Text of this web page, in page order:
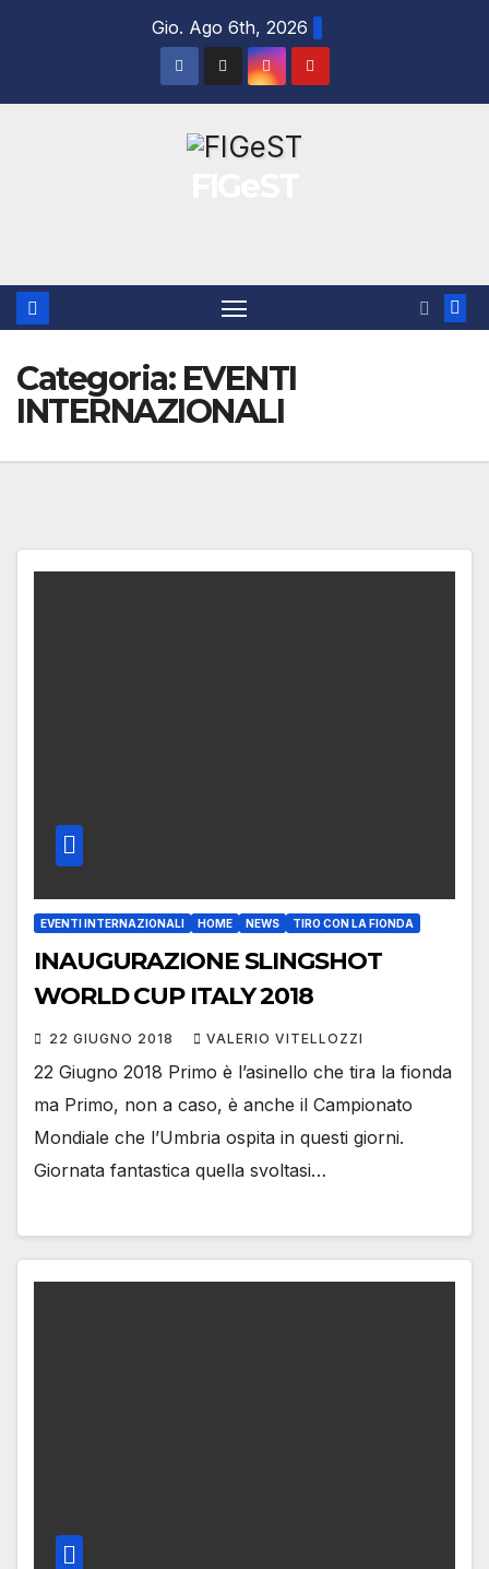
Gio. Ago 6th, 2026
Categoria: EVENTI
INTERNAZIONALI
EVENTI INTERNAZIONALI HOME NEWS TIRO CON LA FIONDA
INAUGURAZIONE SLINGSHOT
WORLD CUP ITALY 2018
22 GIUGNO 2018 VALERIO VITELLOZZI
22 Giugno 2018 Primo è l’asinello che tira la fionda
ma Primo, non a caso, è anche il Campionato
Mondiale che l’Umbria ospita in questi giorni.
Giornata fantastica quella svoltasi…